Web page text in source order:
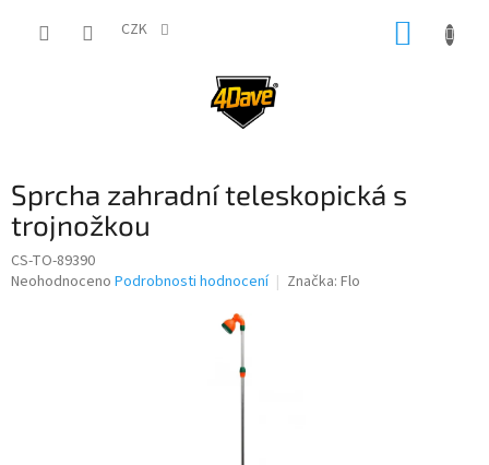
CZK
Sprcha zahradní teleskopická s
trojnožkou
CS-TO-89390
Průměrné
Neohodnoceno Podrobnosti hodnocení Značka: Flo